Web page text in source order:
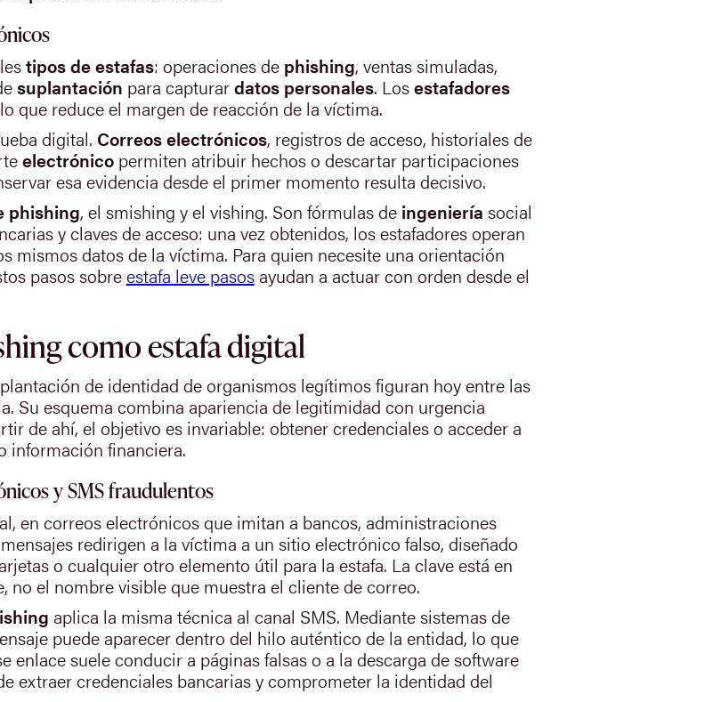
tipos de estafas: operaciones de phishing, ventas simuladas,
suplantación para capturardatos personales. Losestafadores
que reduce el margen de reacción de la víctima.
digital. Correos electrónicos, registros de acceso, historiales de
electrónicopermiten atribuir hechos o descartar participaciones
esa evidencia desde el primer momento resulta decisivo.
phishing, el smishing y el vishing. Son fórmulas de ingeniería social
y claves de acceso: una vez obtenidos, los estafadores operan
mismos datos de la víctima. Para quien necesite una orientación
pasos sobreestafa leve pasosayudan a actuar con orden desde el
como estafa digital
de identidad de organismos legítimos figuran hoy entre las
Su esquema combina apariencia de legitimidad con urgencia
de ahí, el objetivo es invariable: obtener credenciales o acceder a
información financiera.
y SMS fraudulentos
en correos electrónicos que imitan a bancos, administraciones
redirigen a la víctima a un sitio electrónico falso, diseñado
o cualquier otro elemento útil para la estafa. La clave está en
el nombre visible que muestra el cliente de correo.
aplica la misma técnica al canal SMS. Mediante sistemas de
puede aparecer dentro del hilo auténtico de la entidad, lo que
enlace suele conducir a páginas falsas o a la descarga de software
extraer credenciales bancarias y comprometer la identidad del